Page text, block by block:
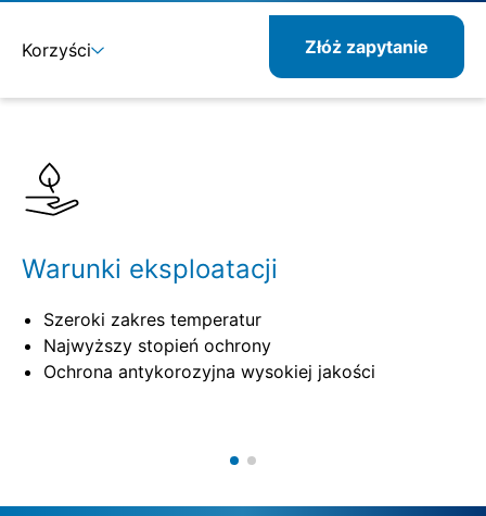
Korzyści
Pokrewne produkty
Złóż zapytanie
Warunki eksploatacji
Szeroki zakres temperatur
Najwyższy stopień ochrony
Ochrona antykorozyjna wysokiej jakości